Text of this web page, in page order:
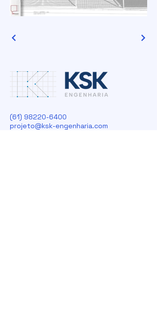
(61) 98220-6400
projeto@ksk-engenharia.com